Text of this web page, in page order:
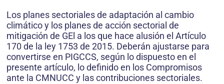
Los planes sectoriales de adaptación al cambio
climático y los planes de acción sectorial de
mitigación de GEl a los que hace alusión el Artículo
170 de la ley 1753 de 2015. Deberán ajustarse para
convertirse en PIGCCS, según lo dispuesto en el
presente artículo, lo definido en los Compromisos
ante la CMNUCC y las contribuciones sectoriales.